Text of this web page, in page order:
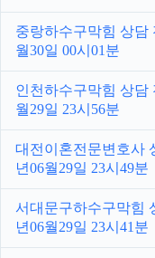
중랑하수구막힘 상담
월30일 00시01분
인천하수구막힘 상담
월29일 23시56분
대전이혼전문변호사
년06월29일 23시49분
서대문구하수구막힘
년06월29일 23시41분